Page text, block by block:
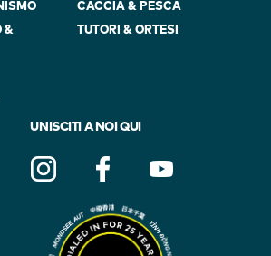
CACCIA & PESCA
&
TUTORI & ORTESI
UNISCITI A NOI QUI